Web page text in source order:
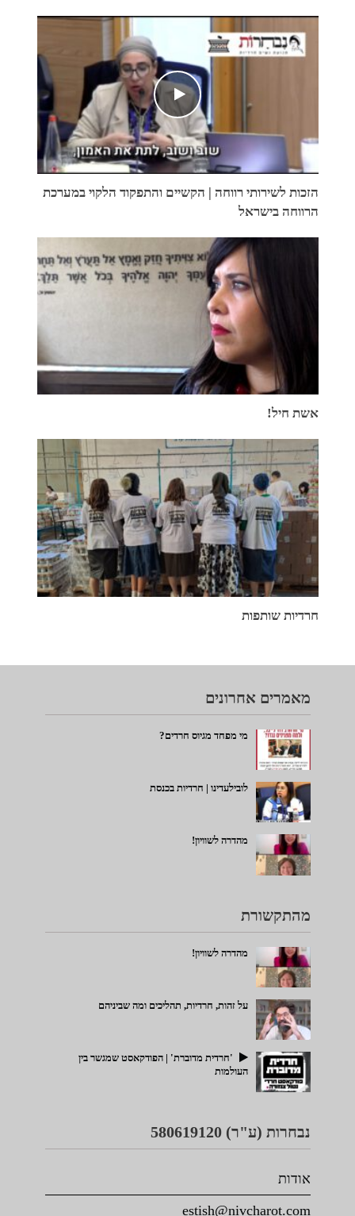
הזכות לשירותי רווחה | הקשיים והתפקוד הלקוי במערכת
הרווחה בישראל
אשת חיל!
חרדיות שותפות
מאמרים אחרונים
מי מפחד מגיוס חרדים?
לובילעדינו | חרדיות בכנסת
מהדרה לשוויון!
מהתקשורת
מהדרה לשוויון!
על זהות, חרדיות, תהליכים ומה שביניהם
'חרדית מדוברת' | הפודקאסט שמגשר בין
העולמות
נבחרות (ע"ר) 580619120
אודות
estish@nivcharot.com